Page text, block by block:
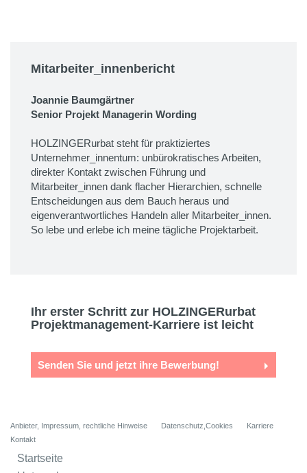
Mitarbeiter_innenbericht
Joannie Baumgärtner
Senior Projekt Managerin Wording
HOLZINGERurbat steht für praktiziertes
Unternehmer_innentum: unbürokratisches Arbeiten,
direkter Kontakt zwischen Führung und
Mitarbeiter_innen dank flacher Hierarchien, schnelle
Entscheidungen aus dem Bauch heraus und
eigenverantwortliches Handeln aller Mitarbeiter_innen.
So lebe und erlebe ich meine tägliche Projektarbeit.
Ihr erster Schritt zur HOLZINGERurbat
Projektmanagement-Karriere ist leicht
Senden Sie und jetzt ihre Bewerbung!
Anbieter, Impressum, rechtliche Hinweise Datenschutz,Cookies
Karriere
Kontakt
Startseite